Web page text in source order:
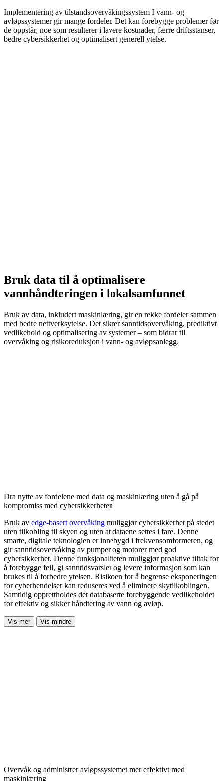
Implementering av tilstandsovervåkingssystem I vann- og
avløpssystemer gir mange fordeler. Det kan forebygge problemer før
de oppstår, noe som resulterer i lavere kostnader, færre driftsstanser,
bedre cybersikkerhet og optimalisert generell ytelse.
Bruk data til å optimalisere
vannhåndteringen i lokalsamfunnet
Bruk av data, inkludert maskinlæring, gir en rekke fordeler sammen
med bedre nettverksytelse. Det sikrer sanntidsovervåking, prediktivt
vedlikehold og optimalisering av systemer – som bidrar til
overvåking og risikoreduksjon i vann- og avløpsanlegg.
Dra nytte av fordelene med data og maskinlæring uten å gå på
kompromiss med cybersikkerheten
Bruk av edge-basert overvåking muliggjør cybersikkerhet på stedet
uten tilkobling til skyen og uten at dataene settes i fare. Denne
smarte, digitale teknologien er innebygd i frekvensomformeren, og
gir sanntidsovervåking av pumper og motorer med god
cybersikkerhet. Denne funksjonaliteten muliggjør proaktive tiltak for
å forebygge feil, gi sanntidsvarsler og levere informasjon som kan
brukes til å forbedre ytelsen. Risikoen for å begrense eksponeringen
for cyberhendelser kan reduseres ved å eliminere skytilkoblingen.
Samtidig opprettholdes det databaserte forebyggende vedlikeholdet
for effektiv og sikker håndtering av vann og avløp.
Vis mer Vis mindre
Overvåk og administrer avløpssystemet mer effektivt med
maskinlæring